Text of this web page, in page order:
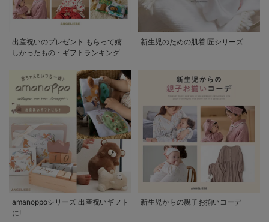
出産祝いのプレゼント もらって嬉
しかったもの・ギフトランキング
新生児のための肌着 匠シリーズ
amanoppoシリーズ 出産祝いギフト
に!
新生児からの親子お揃いコーデ